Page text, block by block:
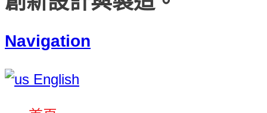
Navigation
English